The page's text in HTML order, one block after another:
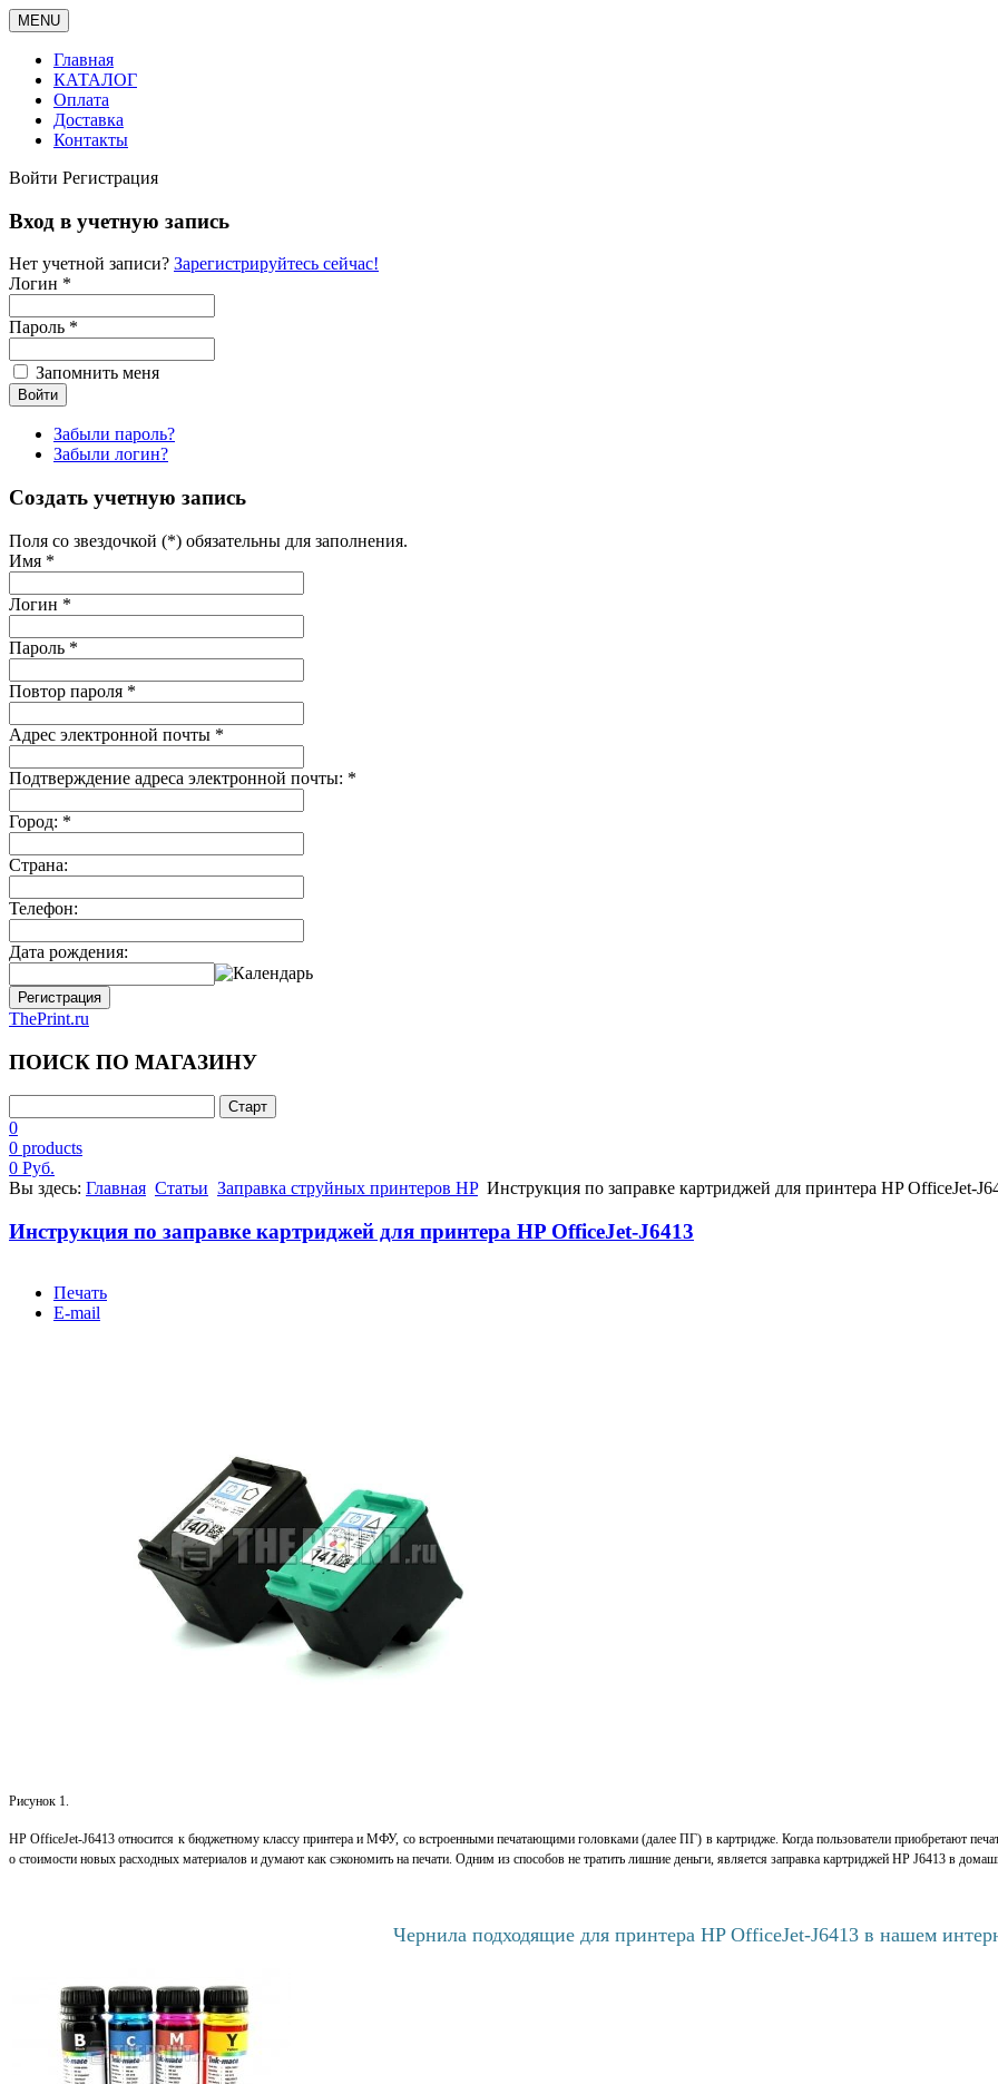
MENU
Главная
КАТАЛОГ
Оплата
Доставка
Контакты
Войти Регистрация
Вход в учетную запись
Нет учетной записи? Зарегистрируйтесь сейчас!
Логин *
Пароль *
Запомнить меня
Забыли пароль?
Забыли логин?
Создать учетную запись
Поля со звездочкой (*) обязательны для заполнения.
Имя *
Логин *
Пароль *
Повтор пароля *
Адрес электронной почты *
Подтверждение адреса электронной почты: *
Город: *
Страна:
Телефон:
Дата рождения:
Регистрация
ThePrint.ru
ПОИСК ПО МАГАЗИНУ
0
0 products
0 Руб.
Вы здесь: Главная Статьи Заправка струйных принтеров HP Инструкция по заправке картриджей для принтера HP OfficeJet-
Инструкция по заправке картриджей для принтера HP OfficeJet-J6413
Печать
E-mail
Рисунок 1.
HP OfficeJet-J6413 относится к бюджетному классу принтера и МФУ, со встроенными печатающими головками (далее ПГ) в картридже. Когда пользователи приобретают
о стоимости новых расходных материалов и думают как сэкономить на печати. Одним из способов не тратить лишние деньги, является заправка картриджей HP J6413 в
Чернила подходящие для принтера HP OfficeJet-J6413 в нашем